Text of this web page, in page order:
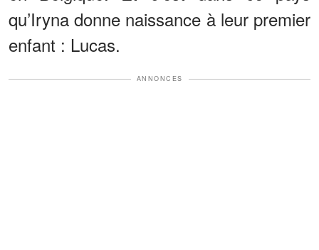
qu’Iryna donne naissance à leur premier
enfant : Lucas.
ANNONCES